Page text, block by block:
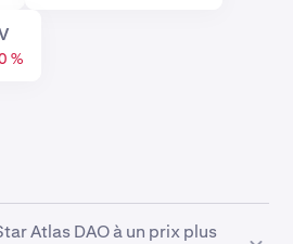
%
Atlas DAO à un prix plus